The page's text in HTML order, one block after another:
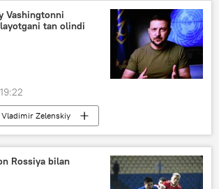
Vashingtonni
tan olindi
Vladimir Zelenskiy
Rossiya
Rossiya bilan